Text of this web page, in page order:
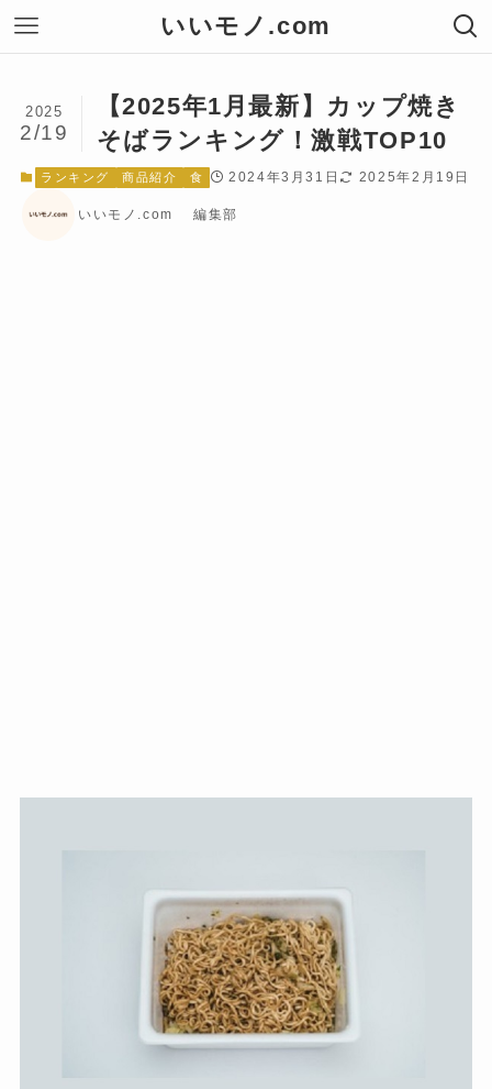
いいモノ.com
【2025年1月最新】カップ焼き
そばランキング！激戦TOP10
2025
2/19
ランキング 商品紹介 食 2024年3月31日 2025年2月19日
いいモノ.com 編集部